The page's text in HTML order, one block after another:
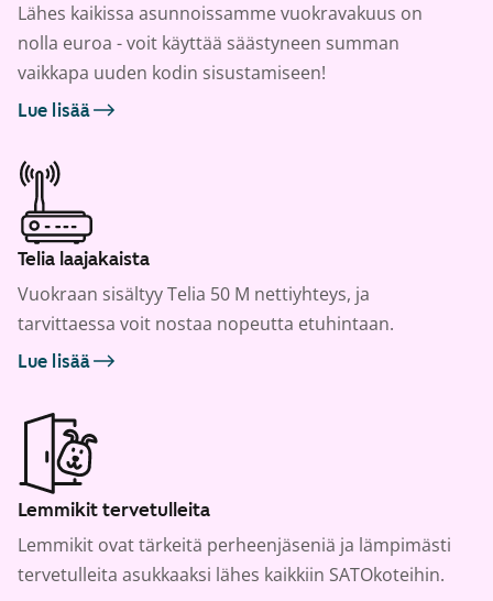
Lähes kaikissa asunnoissamme vuokravakuus on
nolla euroa - voit käyttää säästyneen summan
vaikkapa uuden kodin sisustamiseen!
Lue lisää
Telia laajakaista
Vuokraan sisältyy Telia 50 M nettiyhteys, ja
tarvittaessa voit nostaa nopeutta etuhintaan.
Lue lisää
Lemmikit tervetulleita
Lemmikit ovat tärkeitä perheenjäseniä ja lämpimästi
tervetulleita asukkaaksi lähes kaikkiin SATOkoteihin.